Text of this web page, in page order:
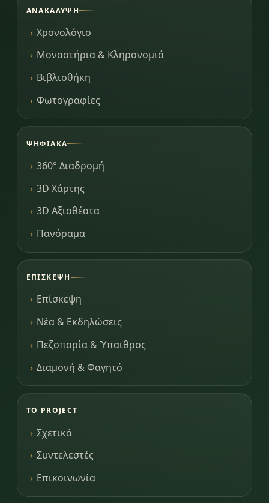
ΑΝΑΚΆΛΥΨΗ
Χρονολόγιο
Μοναστήρια & Κληρονομιά
Βιβλιοθήκη
Φωτογραφίες
ΨΗΦΙΑΚΆ
360° Διαδρομή
3D Χάρτης
3D Αξιοθέατα
Πανόραμα
ΕΠΊΣΚΕΨΗ
Επίσκεψη
Νέα & Εκδηλώσεις
Πεζοπορία & Ύπαιθρος
Διαμονή & Φαγητό
ΤΟ PROJECT
Σχετικά
Συντελεστές
Επικοινωνία